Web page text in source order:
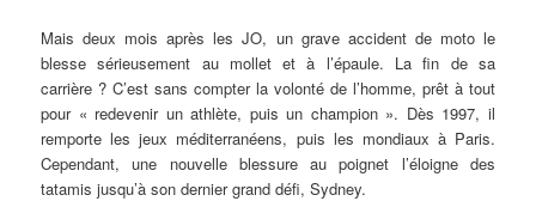
Mais deux mois après les JO, un grave accident de moto le
blesse sérieusement au mollet et à l’épaule. La fin de sa
carrière ? C’est sans compter la volonté de l’homme, prêt à tout
pour « redevenir un athlète, puis un champion ». Dès 1997, il
remporte les jeux méditerranéens, puis les mondiaux à Paris.
Cependant, une nouvelle blessure au poignet l’éloigne des
tatamis jusqu’à son dernier grand défi, Sydney.